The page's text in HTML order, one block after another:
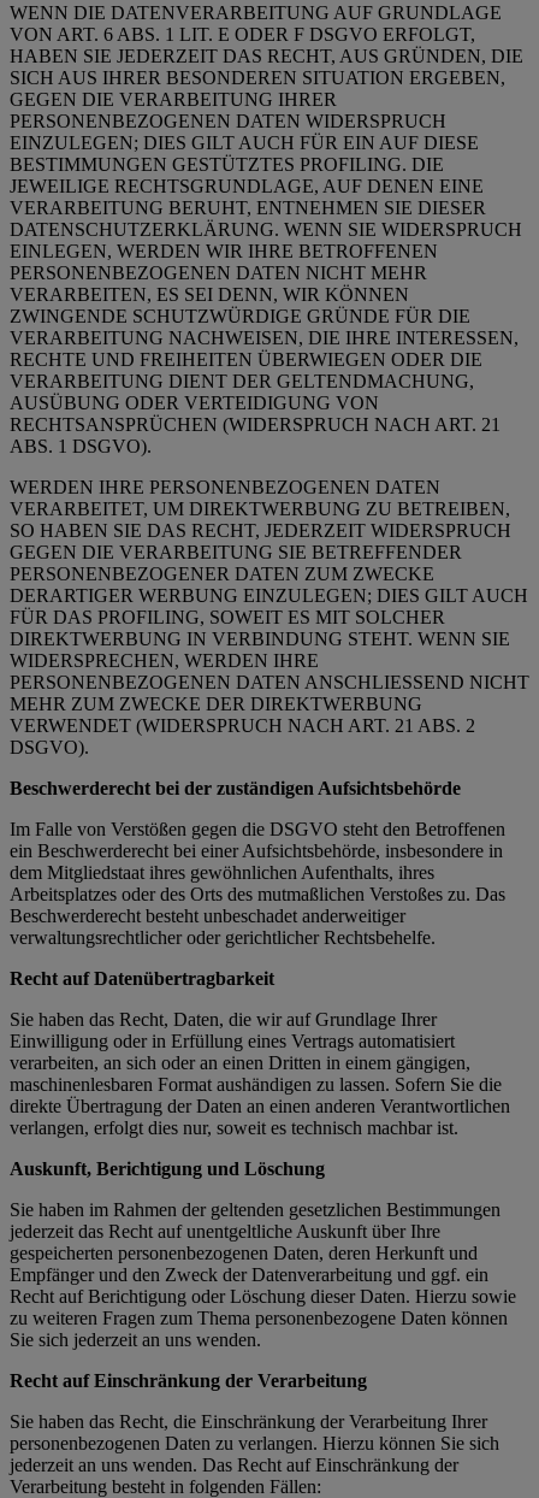
WENN DIE DATENVERARBEITUNG AUF GRUNDLAGE
VON ART. 6 ABS. 1 LIT. E ODER F DSGVO ERFOLGT,
HABEN SIE JEDERZEIT DAS RECHT, AUS GRÜNDEN, DIE
SICH AUS IHRER BESONDEREN SITUATION ERGEBEN,
GEGEN DIE VERARBEITUNG IHRER
PERSONENBEZOGENEN DATEN WIDERSPRUCH
EINZULEGEN; DIES GILT AUCH FÜR EIN AUF DIESE
BESTIMMUNGEN GESTÜTZTES PROFILING. DIE
JEWEILIGE RECHTSGRUNDLAGE, AUF DENEN EINE
VERARBEITUNG BERUHT, ENTNEHMEN SIE DIESER
DATENSCHUTZERKLÄRUNG. WENN SIE WIDERSPRUCH
EINLEGEN, WERDEN WIR IHRE BETROFFENEN
PERSONENBEZOGENEN DATEN NICHT MEHR
VERARBEITEN, ES SEI DENN, WIR KÖNNEN
ZWINGENDE SCHUTZWÜRDIGE GRÜNDE FÜR DIE
VERARBEITUNG NACHWEISEN, DIE IHRE INTERESSEN,
RECHTE UND FREIHEITEN ÜBERWIEGEN ODER DIE
VERARBEITUNG DIENT DER GELTENDMACHUNG,
AUSÜBUNG ODER VERTEIDIGUNG VON
RECHTSANSPRÜCHEN (WIDERSPRUCH NACH ART. 21
ABS. 1 DSGVO).
WERDEN IHRE PERSONENBEZOGENEN DATEN
VERARBEITET, UM DIREKTWERBUNG ZU BETREIBEN,
SO HABEN SIE DAS RECHT, JEDERZEIT WIDERSPRUCH
GEGEN DIE VERARBEITUNG SIE BETREFFENDER
PERSONENBEZOGENER DATEN ZUM ZWECKE
DERARTIGER WERBUNG EINZULEGEN; DIES GILT AUCH
FÜR DAS PROFILING, SOWEIT ES MIT SOLCHER
DIREKTWERBUNG IN VERBINDUNG STEHT. WENN SIE
WIDERSPRECHEN, WERDEN IHRE
PERSONENBEZOGENEN DATEN ANSCHLIESSEND NICHT
MEHR ZUM ZWECKE DER DIREKTWERBUNG
VERWENDET (WIDERSPRUCH NACH ART. 21 ABS. 2
DSGVO).
Beschwerde­recht bei der zuständigen Aufsichts­behörde
Im Falle von Verstößen gegen die DSGVO steht den Betroffenen
ein Beschwerderecht bei einer Aufsichtsbehörde, insbesondere in
dem Mitgliedstaat ihres gewöhnlichen Aufenthalts, ihres
Arbeitsplatzes oder des Orts des mutmaßlichen Verstoßes zu. Das
Beschwerderecht besteht unbeschadet anderweitiger
verwaltungsrechtlicher oder gerichtlicher Rechtsbehelfe.
Recht auf Daten­übertrag­barkeit
Sie haben das Recht, Daten, die wir auf Grundlage Ihrer
Einwilligung oder in Erfüllung eines Vertrags automatisiert
verarbeiten, an sich oder an einen Dritten in einem gängigen,
maschinenlesbaren Format aushändigen zu lassen. Sofern Sie die
direkte Übertragung der Daten an einen anderen Verantwortlichen
verlangen, erfolgt dies nur, soweit es technisch machbar ist.
Auskunft, Berichtigung und Löschung
Sie haben im Rahmen der geltenden gesetzlichen Bestimmungen
jederzeit das Recht auf unentgeltliche Auskunft über Ihre
gespeicherten personenbezogenen Daten, deren Herkunft und
Empfänger und den Zweck der Datenverarbeitung und ggf. ein
Recht auf Berichtigung oder Löschung dieser Daten. Hierzu sowie
zu weiteren Fragen zum Thema personenbezogene Daten können
Sie sich jederzeit an uns wenden.
Recht auf Einschränkung der Verarbeitung
Sie haben das Recht, die Einschränkung der Verarbeitung Ihrer
personenbezogenen Daten zu verlangen. Hierzu können Sie sich
jederzeit an uns wenden. Das Recht auf Einschränkung der
Verarbeitung besteht in folgenden Fällen: